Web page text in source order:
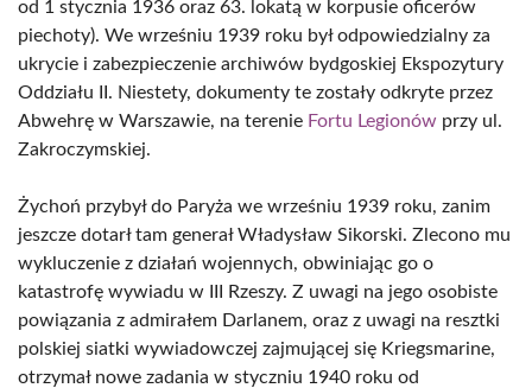
od 1 stycznia 1936 oraz 63. lokatą w korpusie oficerów
piechoty). We wrześniu 1939 roku był odpowiedzialny za
ukrycie i zabezpieczenie archiwów bydgoskiej Ekspozytury
Oddziału II. Niestety, dokumenty te zostały odkryte przez
Abwehrę w Warszawie, na terenie Fortu Legionów przy ul.
Zakroczymskiej.
Żychoń przybył do Paryża we wrześniu 1939 roku, zanim
jeszcze dotarł tam generał Władysław Sikorski. Zlecono mu
wykluczenie z działań wojennych, obwiniając go o
katastrofę wywiadu w III Rzeszy. Z uwagi na jego osobiste
powiązania z admirałem Darlanem, oraz z uwagi na resztki
polskiej siatki wywiadowczej zajmującej się Kriegsmarine,
otrzymał nowe zadania w styczniu 1940 roku od